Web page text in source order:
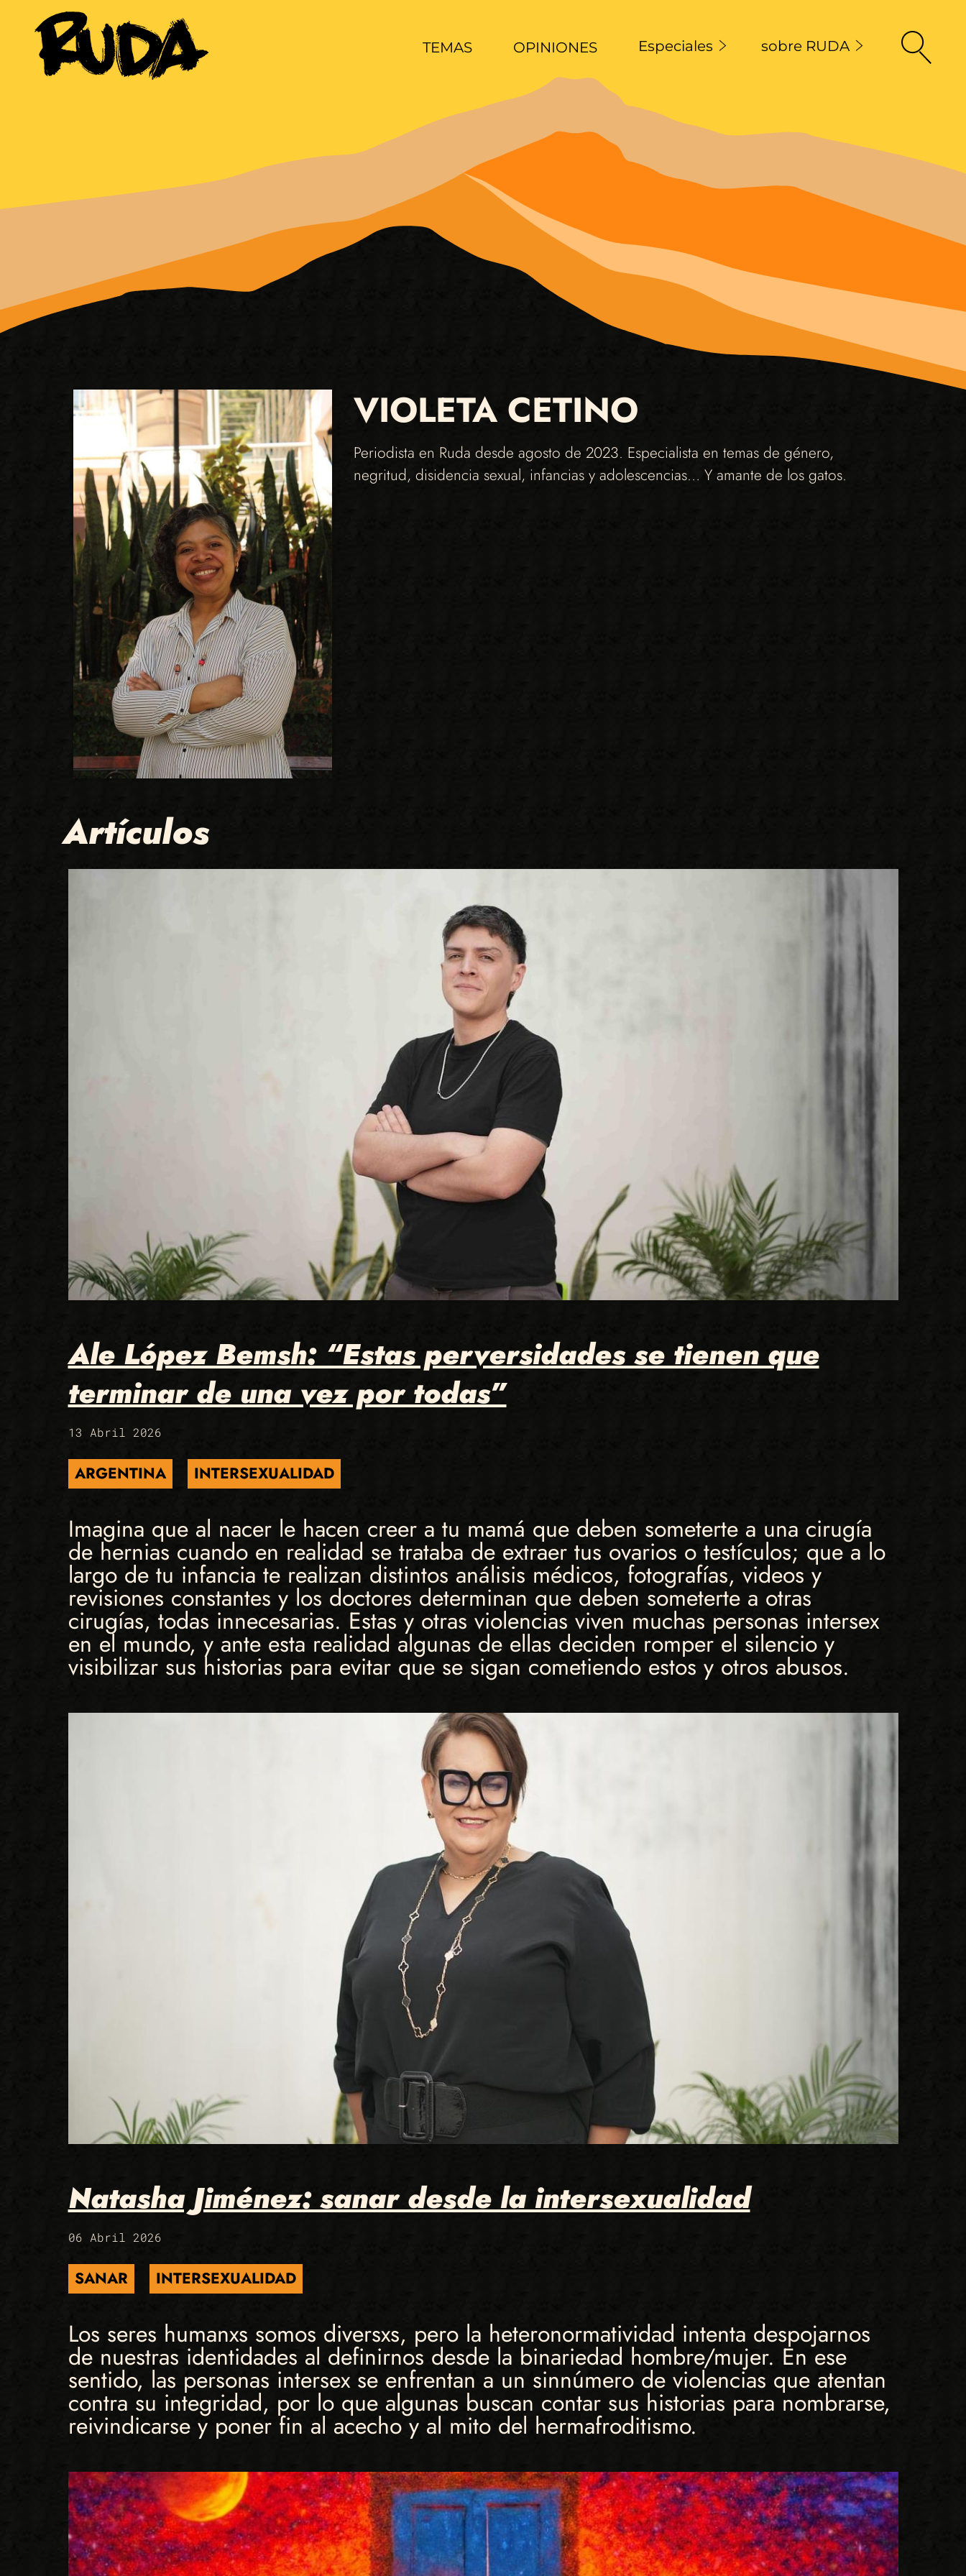
TEMAS OPINIONES Especiales sobre RUDA
VIOLETA CETINO
Periodista en Ruda desde agosto de 2023. Especialista en temas de género,
negritud, disidencia sexual, infancias y adolescencias… Y amante de los gatos.
Artículos
Ale López Bemsh: “Estas perversidades se tienen que
terminar de una vez por todas”
13 Abril 2026
ARGENTINA INTERSEXUALIDAD
Imagina que al nacer le hacen creer a tu mamá que deben someterte a una cirugía
de hernias cuando en realidad se trataba de extraer tus ovarios o testículos; que a lo
largo de tu infancia te realizan distintos análisis médicos, fotografías, videos y
revisiones constantes y los doctores determinan que deben someterte a otras
cirugías, todas innecesarias. Estas y otras violencias viven muchas personas intersex
en el mundo, y ante esta realidad algunas de ellas deciden romper el silencio y
visibilizar sus historias para evitar que se sigan cometiendo estos y otros abusos.
Natasha Jiménez: sanar desde la intersexualidad
06 Abril 2026
SANAR INTERSEXUALIDAD
Los seres humanxs somos diversxs, pero la heteronormatividad intenta despojarnos
de nuestras identidades al definirnos desde la binariedad hombre/mujer. En ese
sentido, las personas intersex se enfrentan a un sinnúmero de violencias que atentan
contra su integridad, por lo que algunas buscan contar sus historias para nombrarse,
reivindicarse y poner fin al acecho y al mito del hermafroditismo.